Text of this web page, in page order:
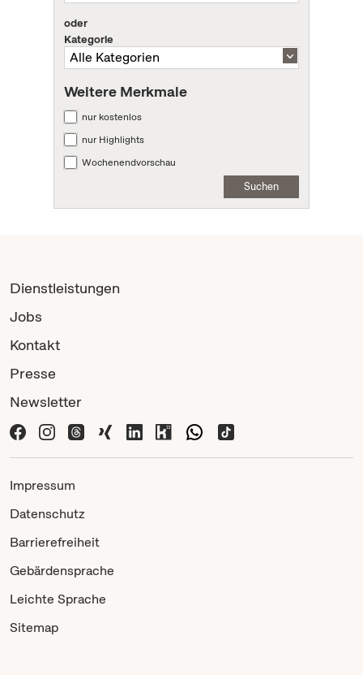
oder
Kategorie
Weitere Merkmale
nur kostenlos
nur Highlights
Wochenendvorschau
Suchen
Dienstleistungen
Jobs
Kontakt
Presse
Newsletter
Impressum
Datenschutz
Barrierefreiheit
Gebärdensprache
Leichte Sprache
Sitemap